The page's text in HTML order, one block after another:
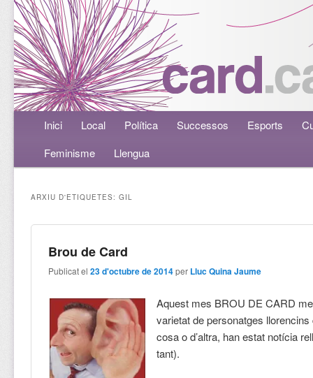
Menú principalAneu al contingut principal
Aneu al contingut secundari
Inici Local Política Successos Esports
Feminisme
Llengua
ARXIU D'ETIQUETES:GIL
Brou de Card
Publicat el23 d'octubre de 2014 per Lluc Quina Jaume
Aquest mes BROU DE CARD
varietat de personatges llorencins
cosa o d’altra, han estat notícia
tant).